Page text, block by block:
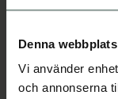
Denna
Vi använder
och annonserna
Aktuella